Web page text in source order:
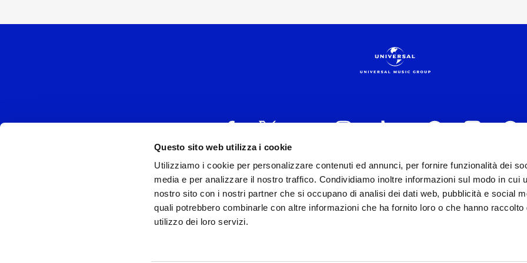
Questo sito web utilizza i cookie
Utilizziamo i cookie per personalizzare contenuti ed annunci, per fornire funzionalità dei
media e per analizzare il nostro traffico. Condividiamo inoltre informazioni sul modo in cui
nostro sito con i nostri partner che si occupano di analisi dei dati web, pubblicità e social
quali potrebbero combinarle con altre informazioni che ha fornito loro o che hanno raccolto
utilizzo dei loro servizi.
UNIVERSAL MUSIC ITALIA s.r.l. (Società con unico socio) | Via Nervesa,
P.IVA IT03802730154 Iscritta al REA di Milano con il numero 966135 in
Capitale sociale Euro 2.000.000 interamente versato.
Universal Music Italia, nel rispetto delle best practices in tema di corporate compliance ed al fine di
si è dotata di un modello di gestione e organizzazione ex d.lgs. 231/2001 e